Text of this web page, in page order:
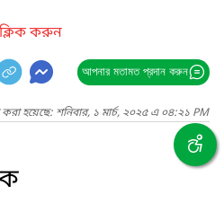
করুন
আপনার মতামত প্রদান করুন
করা হয়েছে: শনিবার, ১ মার্চ, ২০২৫ এ ০৪:২১ PM